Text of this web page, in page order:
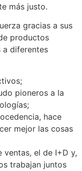
más justo.
gracias a sus
productos
a diferentes
pioneros a la
hace
mejor las cosas
el de I+D y,
trabajan juntos